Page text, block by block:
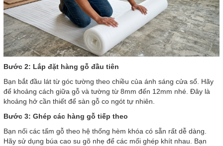
Bước 2: Lắp đặt hàng gỗ đầu tiên
Bạn bắt đầu lát từ góc tường theo chiều của ánh sáng cửa sổ. Hãy
để khoảng cách giữa gỗ và tường từ 8mm đến 12mm nhé. Đây là
khoảng hở cần thiết để sàn gỗ co ngót tự nhiên.
Bước 3: Ghép các hàng gỗ tiếp theo
Bạn nối các tấm gỗ theo hệ thống hèm khóa có sẵn rất dễ dàng.
Hãy sử dụng búa cao su gõ nhẹ để các mối ghép khít nhau. Bạn